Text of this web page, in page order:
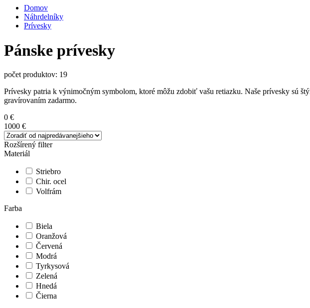
Domov
Náhrdelníky
Prívesky
Pánske prívesky
počet produktov: 19
Prívesky patria k výnimočným symbolom, ktoré môžu zdobiť vašu retiazku. Naše prívesky sú
gravírovaním zadarmo.
0 €
1000 €
Rozšírený filter
Materiál
Striebro
Chir. ocel
Volfrám
Farba
Biela
Oranžová
Červená
Modrá
Tyrkysová
Zelená
Hnedá
Čierna